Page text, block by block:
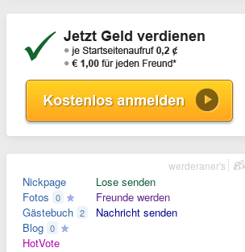
Nickpage
Fotos 0
Gästebuch 2
Blog 0
HotVote
Lose senden
Freunde werden
Nachricht senden
werderaner's